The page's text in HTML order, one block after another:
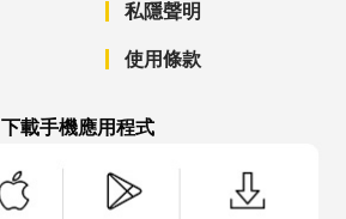
私隱聲明
使用條款
下載手機應用程式